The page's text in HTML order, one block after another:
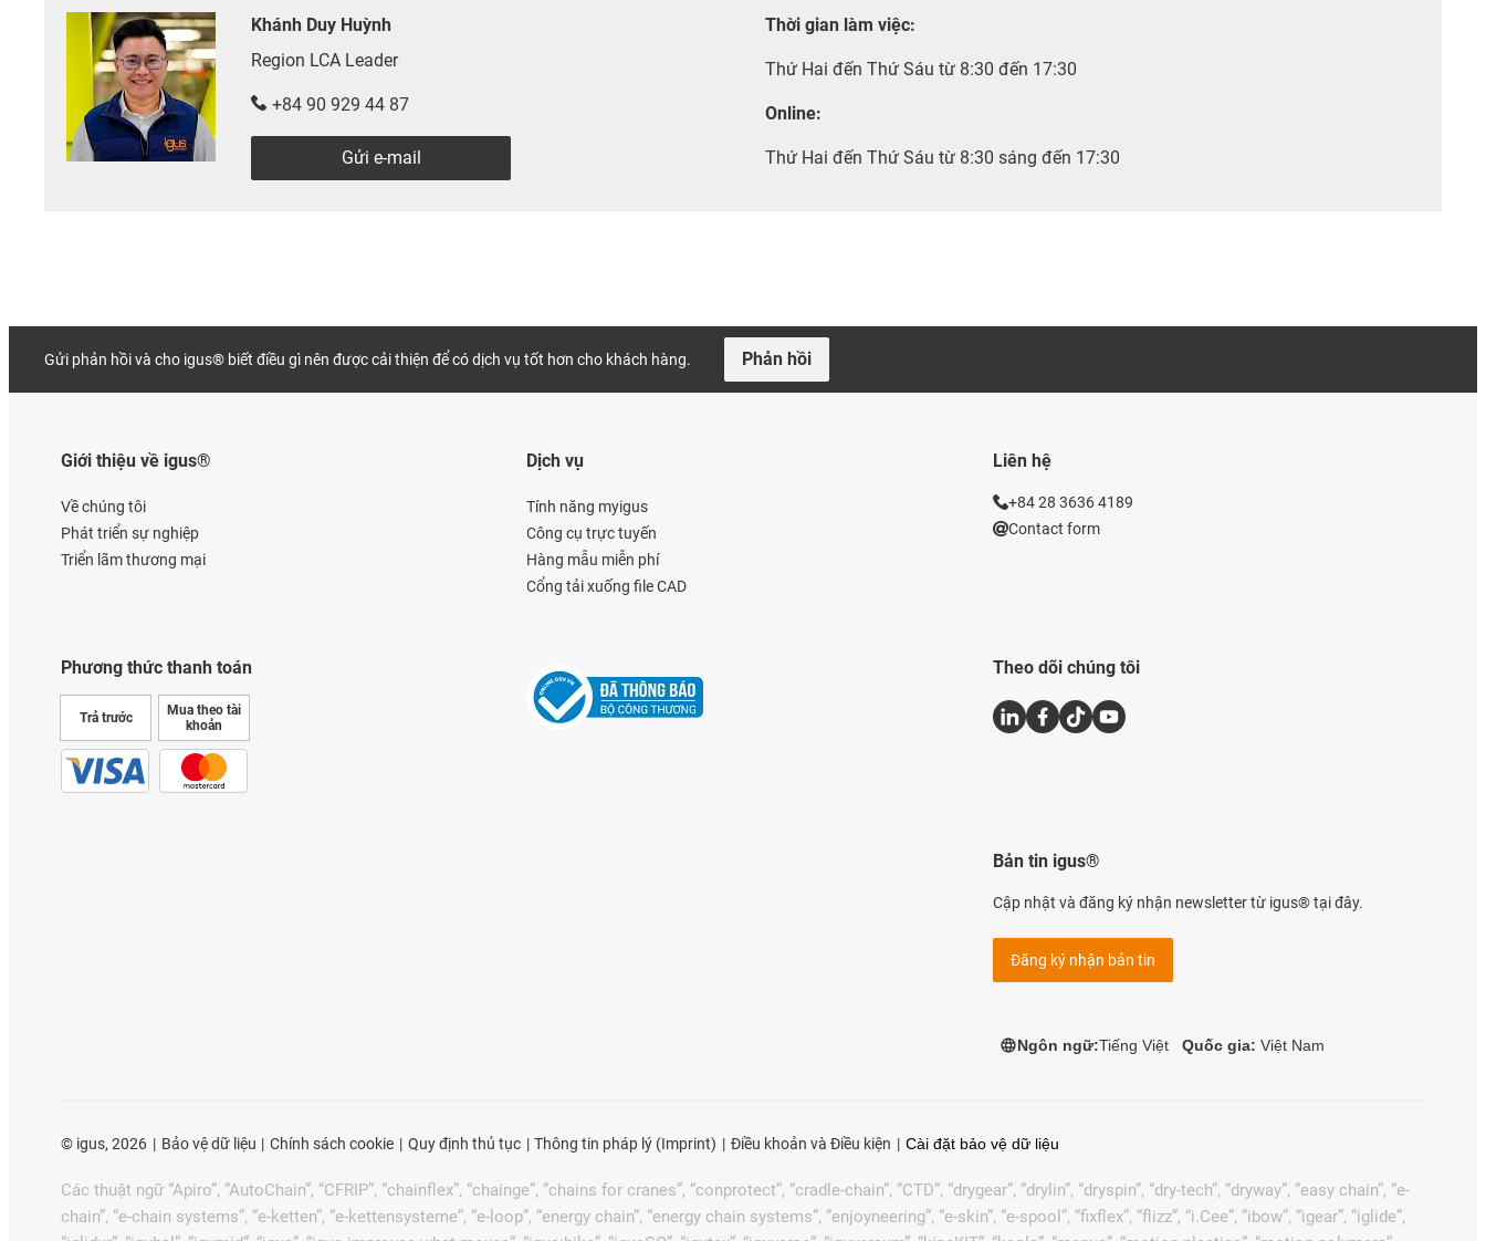
Khánh Duy Huỳnh
Region LCA Leader
+84 90 929 44 87
Gửi e-mail
Thời gian làm việc:
Thứ Hai đến Thứ Sáu từ 8:30 đến 17:30
Online:
Thứ Hai đến Thứ Sáu từ 8:30 sáng đến 17:30
Gửi phản hồi và cho igus® biết điều gì nên được cải thiện để có dịch vụ tốt hơn cho khách hàng. Phản hồi
Giới thiệu về igus®
Về chúng tôi
Phát triển sự nghiệp
Triển lãm thương mại
Phương thức thanh toán
Trả trước
Mua theo tài
khoản
Dịch vụ
Tính năng myigus
Công cụ trực tuyến
Hàng mẫu miễn phí
Cổng tải xuống file CAD
Liên hệ
+84 28 3636 4189
Contact form
Theo dõi chúng tôi
Bản tin igus®
Cập nhật và đăng ký nhận newsletter từ igus® tại đây.
Đăng ký nhận bản tin
Ngôn ngữ:Tiếng Việt Quốc gia: Việt Nam
© igus, 2026 Bảo vệ dữ liệu Chính sách cookie Quy định thủ tục Thông tin pháp lý (Imprint) Điều khoản và Điều kiện Cài đặt bảo vệ dữ liệu
Các thuật ngữ “Apiro”, “AutoChain”, “CFRIP”, “chainflex”, “chainge”, “chains for cranes”, “conprotect”, “cradle-chain”, “CTD”, “drygear”, “drylin”, “dryspin”, “dry-tech”, “dryway”, “easy chain”, “e-
chain”, “e-chain systems”, “e-ketten”, “e-kettensysteme”, “e-loop”, “energy chain”, “energy chain systems”, “enjoyneering”, “e-skin”, “e-spool”, “fixflex”, “flizz”, “i.Cee”, “ibow”, “igear”, “iglide”,